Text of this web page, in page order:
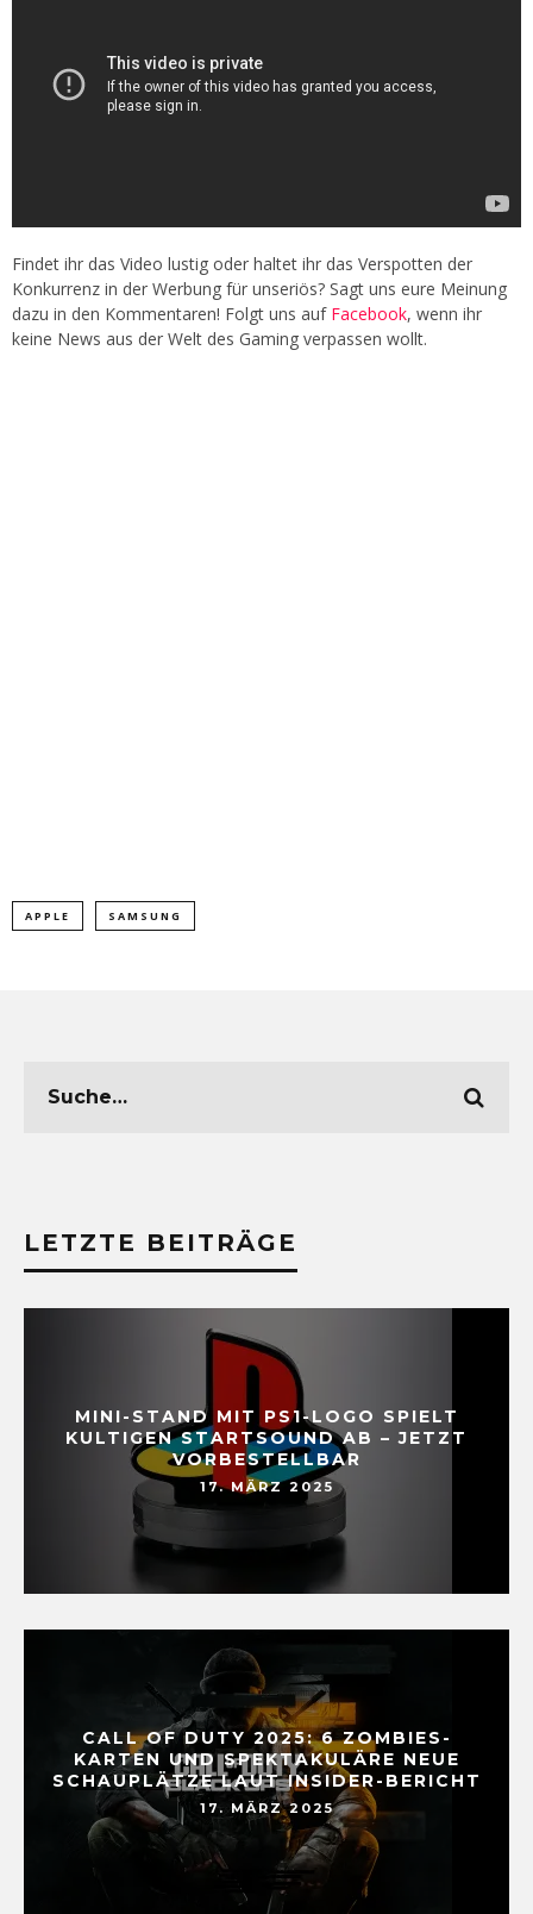
Findet ihr das Video lustig oder haltet ihr das Verspotten der
Konkurrenz in der Werbung für unseriös? Sagt uns eure Meinung
dazu in den Kommentaren! Folgt uns auf Facebook, wenn ihr
keine News aus der Welt des Gaming verpassen wollt.
APPLE SAMSUNG
LETZTE BEITRÄGE
MINI-STAND MIT PS1-LOGO SPIELT
KULTIGEN STARTSOUND AB – JETZT
VORBESTELLBAR
17. MÄRZ 2025
CALL OF DUTY 2025: 6 ZOMBIES-
KARTEN UND SPEKTAKULÄRE NEUE
SCHAUPLÄTZE LAUT INSIDER-BERICHT
17. MÄRZ 2025